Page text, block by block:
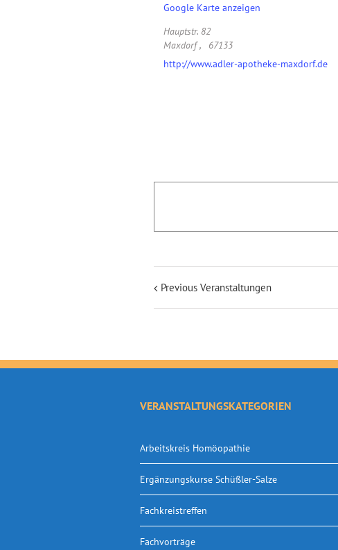
Google Karte anzeigen
Hauptstr. 82
Maxdorf,
67133
http://www.adler-apotheke-maxdorf.de
Previous Veranstaltungen
VERANSTALTUNGSKATEGORIEN
Arbeitskreis Homöopathie
Ergänzungskurse Schüßler-Salze
Fachkreistreffen
Fachvorträge